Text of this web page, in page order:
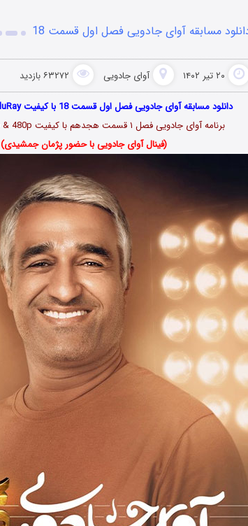
مسابقه آوای جادویی فصل اول قسمت 18
۲۰ تیر ۱۴۰۲ آوای جادویی ۶۳۲۷۲ بازدید
دانلود مسابقه آوای جادویی فصل اول قسمت 18 با کیفیت 1080p Full HD BluRay
برنامه آوای جادویی فصل ۱ قسمت هجدهم با کیفیت 1080p & 720p & 480p
(فینال آوای جادویی با حضور پژمان جمشیدی)